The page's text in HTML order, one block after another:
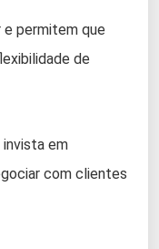
e permitem que
de
em
com clientes